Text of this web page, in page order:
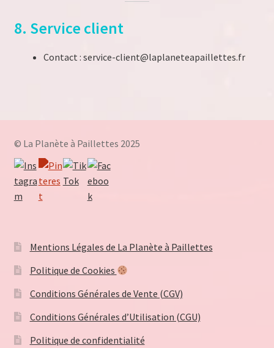
8. Service client
Contact : service-client@laplaneteapaillettes.fr
© La Planète à Paillettes 2025
Mentions Légales de La Planète à Paillettes
Politique de Cookies
Conditions Générales de Vente (CGV)
Conditions Générales d’Utilisation (CGU)
Politique de confidentialité